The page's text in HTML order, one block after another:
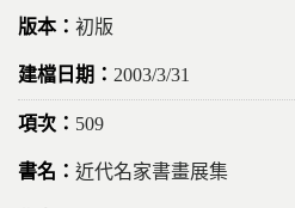
初版
2003/3/31
509
近代名家書畫展集